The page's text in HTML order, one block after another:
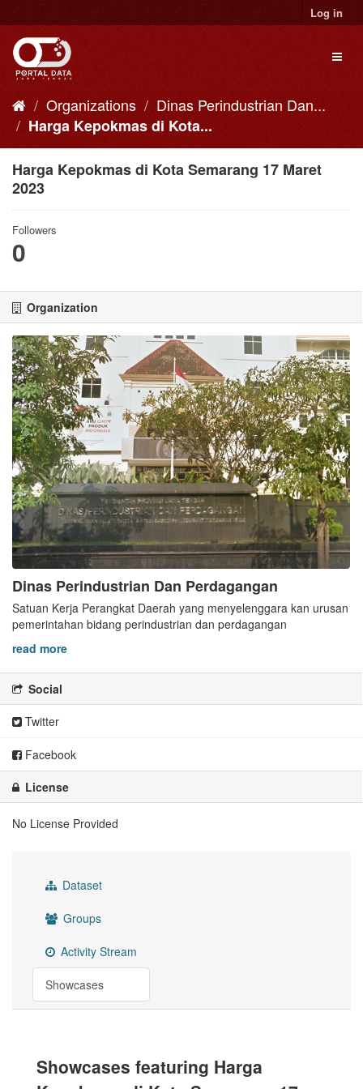
to
content
Log in
Organizations
Dinas Perindustrian Dan...
Harga Kepokmas di Kota...
Harga Kepokmas di Kota Semarang 17 Maret
2023
Followers
0
Organization
Dinas Perindustrian Dan Perdagangan
Satuan Kerja Perangkat Daerah yang menyelenggara kan urusan
pemerintahan bidang perindustrian dan perdagangan
read more
Social
Twitter
Facebook
License
No License Provided
Dataset
Groups
Activity Stream
Showcases
Showcases featuring Harga